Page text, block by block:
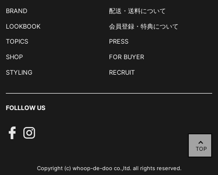
BRAND
LOOKBOOK
TOPICS
SHOP
STYLING
配送・送料について
会員登録・特典について
PRESS
FOR BUYER
RECRUIT
FOLLLOW US
Copyright (c) whoop-de-doo co.,ltd. all rights reserved.
TOP